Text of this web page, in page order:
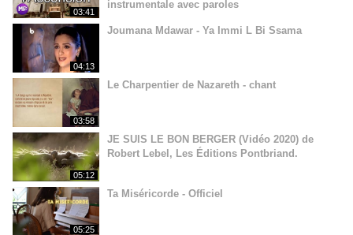
03:41
instrumentale avec paroles
04:13
Joumana Mdawar - Ya Immi L Bi Ssama
03:58
Le Charpentier de Nazareth - chant
05:12
JE SUIS LE BON BERGER (Vidéo 2020) de
Robert Lebel, Les Éditions Pontbriand.
05:25
Ta Miséricorde - Officiel